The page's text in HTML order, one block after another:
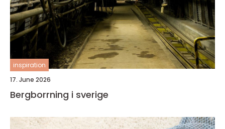
inspiration
17. June 2026
Bergborrning i sverige